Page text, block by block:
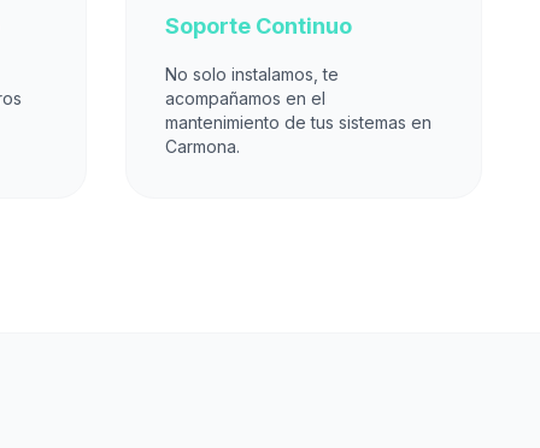
Soporte Continuo
No solo instalamos, te
acompañamos en el
mantenimiento de tus sistemas en
Carmona.